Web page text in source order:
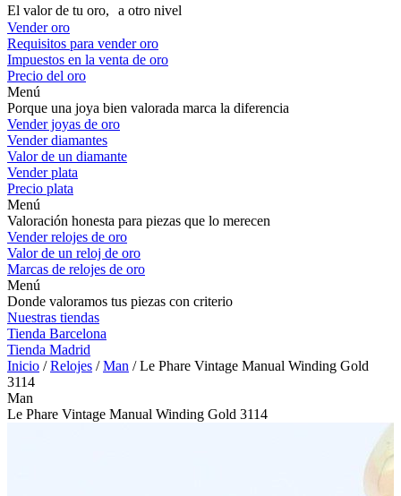
El valor de tu oro, a otro nivel
Vender oro
Requisitos para vender oro
Impuestos en la venta de oro
Precio del oro
Menú
Porque una joya bien valorada marca la diferencia
Vender joyas de oro
Vender diamantes
Valor de un diamante
Vender plata
Precio plata
Menú
Valoración honesta para piezas que lo merecen
Vender relojes de oro
Valor de un reloj de oro
Marcas de relojes de oro
Menú
Donde valoramos tus piezas con criterio
Nuestras tiendas
Tienda Barcelona
Tienda Madrid
Inicio /Relojes /Man / Le Phare Vintage Manual Winding Gold
3114
Man
Le Phare Vintage Manual Winding Gold 3114